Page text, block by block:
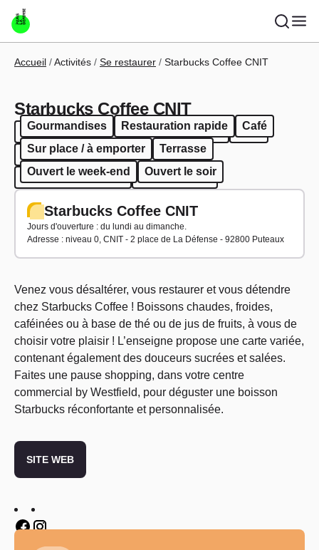
Aller au contenu principal
Fil d'Ariane
Accueil Activités Se restaurer Starbucks Coffee CNIT
Starbucks Coffee CNIT
Gourmandises Restauration rapide
Café
Sur place / à emporter
Terrasse
Ouvert le week-end
Ouvert le soir
Gourmandises Restauration rapide
Café
Sur place / à emporter
Terrasse
Ouvert le week-end
Ouvert le soir
Starbucks Coffee CNIT
Jours d'ouverture : du lundi au dimanche.
Adresse : niveau 0, CNIT - 2 place de La Défense - 92800 Puteaux
Venez vous désaltérer, vous restaurer et vous détendre
chez Starbucks Coffee ! Boissons chaudes, froides,
caféinées ou à base de thé ou de jus de fruits, à vous de
choisir votre plaisir ! L’enseigne propose une carte variée,
contenant également des douceurs sucrées et salées.
Faites une pause shopping, dans votre centre
commercial by Westfield, pour déguster une boisson
Starbucks réconfortante et personnalisée.
SITE WEB